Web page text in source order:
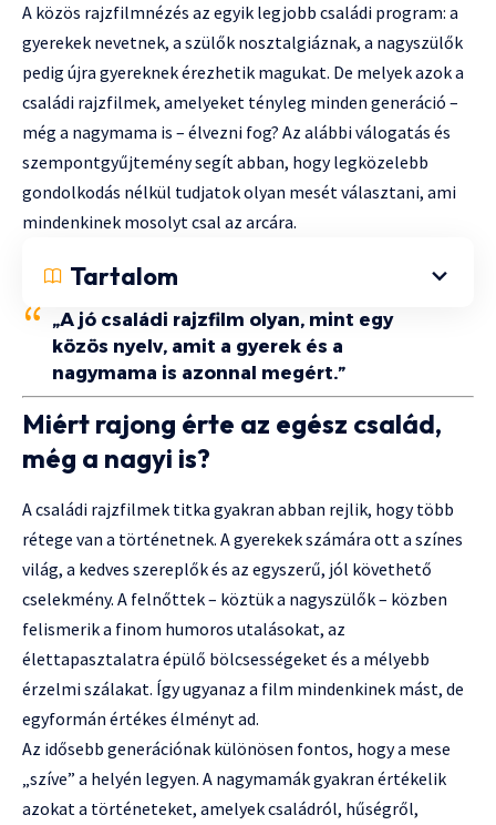
A közös rajzfilmnézés az egyik legjobb családi program: a
gyerekek nevetnek, a szülők nosztalgiáznak, a nagyszülők
pedig újra gyereknek érezhetik magukat. De melyek azok a
családi rajzfilmek, amelyeket tényleg minden generáció –
még a nagymama is – élvezni fog? Az alábbi válogatás és
szempontgyűjtemény segít abban, hogy legközelebb
gondolkodás nélkül tudjatok olyan mesét választani, ami
mindenkinek mosolyt csal az arcára.
Tartalom
„A jó családi rajzfilm olyan, mint egy
közös nyelv, amit a gyerek és a
nagymama is azonnal megért.”
Miért rajong érte az egész család,
még a nagyi is?
A családi rajzfilmek titka gyakran abban rejlik, hogy több
rétege van a történetnek. A gyerekek számára ott a színes
világ, a kedves szereplők és az egyszerű, jól követhető
cselekmény. A felnőttek – köztük a nagyszülők – közben
felismerik a finom humoros utalásokat, az
élettapasztalatra épülő bölcsességeket és a mélyebb
érzelmi szálakat. Így ugyanaz a film mindenkinek mást, de
egyformán értékes élményt ad.
Az idősebb generációnak különösen fontos, hogy a mese
„szíve” a helyén legyen. A nagymamák gyakran értékelik
azokat a történeteket, amelyek családról, hűségről,